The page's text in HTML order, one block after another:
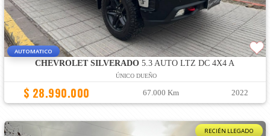
AUTOMATICO
CHEVROLET SILVERADO 5.3 AUTO LTZ DC 4X4 A
ÚNICO DUEÑO
$ 28.990.000 67.000 Km 2022
RECIÉN LLEGADO